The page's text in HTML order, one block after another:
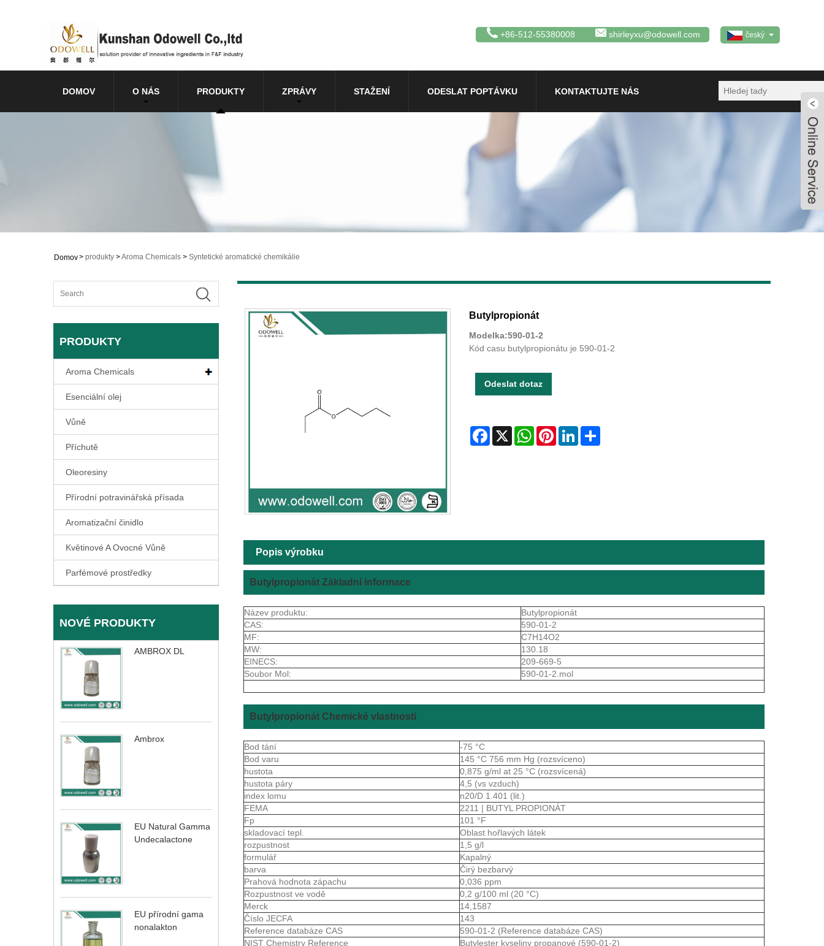
český
+86-512-55380008 shirleyxu@odowell.com
DOMOV O NÁS PRODUKTY ZPRÁVY STAŽENÍ ODESLAT POPTÁVKU KONTAKTUJTE NÁS
Domov> produkty >Aroma Chemicals > Syntetické aromatické chemikálie
PRODUKTY
Aroma Chemicals
Esenciální olej
Vůně
Příchutě
Oleoresiny
Přírodní potravinářská přísada
Aromatizační činidlo
Květinové A Ovocné Vůně
Parfémové prostředky
NOVÉ PRODUKTY
AMBROX DL
Ambrox
EU Natural Gamma
Undecalactone
EU přírodní gama
nonalakton
Butylpropionát
Modelka:590-01-2
Kód casu butylpropionátu je 590-01-2
Odeslat dotaz
Facebook
X WhatsAppPinterestLinkedInShare
Popis výrobku
Butylpropionát Základní informace
Název produktu:
Butylpropionát
CAS:
590-01-2
MF:
C7H14O2
MW:
130.18
EINECS:
209-669-5
Soubor Mol:
590-01-2.mol
Butylpropionát Chemické vlastnosti
Bod tání
-75 °C
Bod varu
145 °C 756 mm Hg (rozsvíceno)
hustota
0,875 g/ml at 25 °C (rozsvícená)
hustota páry
4,5 (vs vzduch)
index lomu
n20/D 1.401 (lit.)
FEMA
2211 | BUTYL PROPIONÁT
Fp
101 °F
skladovací tepl.
Oblast hořlavých látek
rozpustnost
1,5 g/l
formulář
Kapalný
barva
Čirý bezbarvý
Prahová hodnota zápachu
0,036 ppm
Rozpustnost ve vodě
0,2 g/100 ml (20 °C)
Merck
14,1587
Číslo JECFA
143
Reference databáze CAS
590-01-2 (Reference databáze CAS)
NIST Chemistry Reference
Butylester kyseliny propanové (590-01-2)